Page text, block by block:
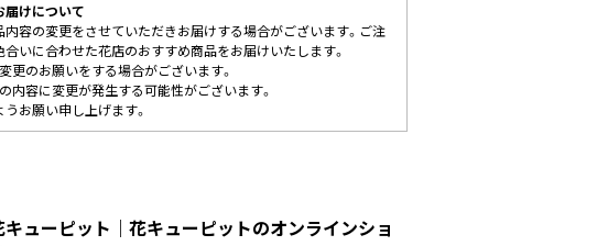
けについて
内容の変更をさせていただきお届けする場合がございます。ご注
いに合わせた花店のおすすめ商品をお届けいたします。
更のお願いをする場合がございます。
内容に変更が発生する可能性がございます。
お願い申し上げます。
ューピット｜花キューピットのオンラインショ